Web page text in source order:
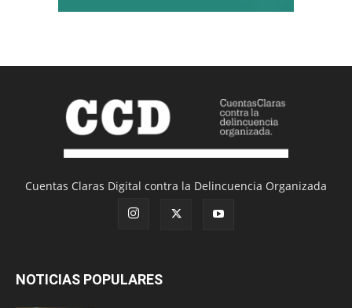
Cuentas Claras Digital contra la Delincuencia Organizada
NOTICIAS POPULARES